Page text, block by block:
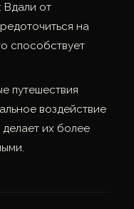
: Вдали от
на
способствует
путешествия
воздействие
их более